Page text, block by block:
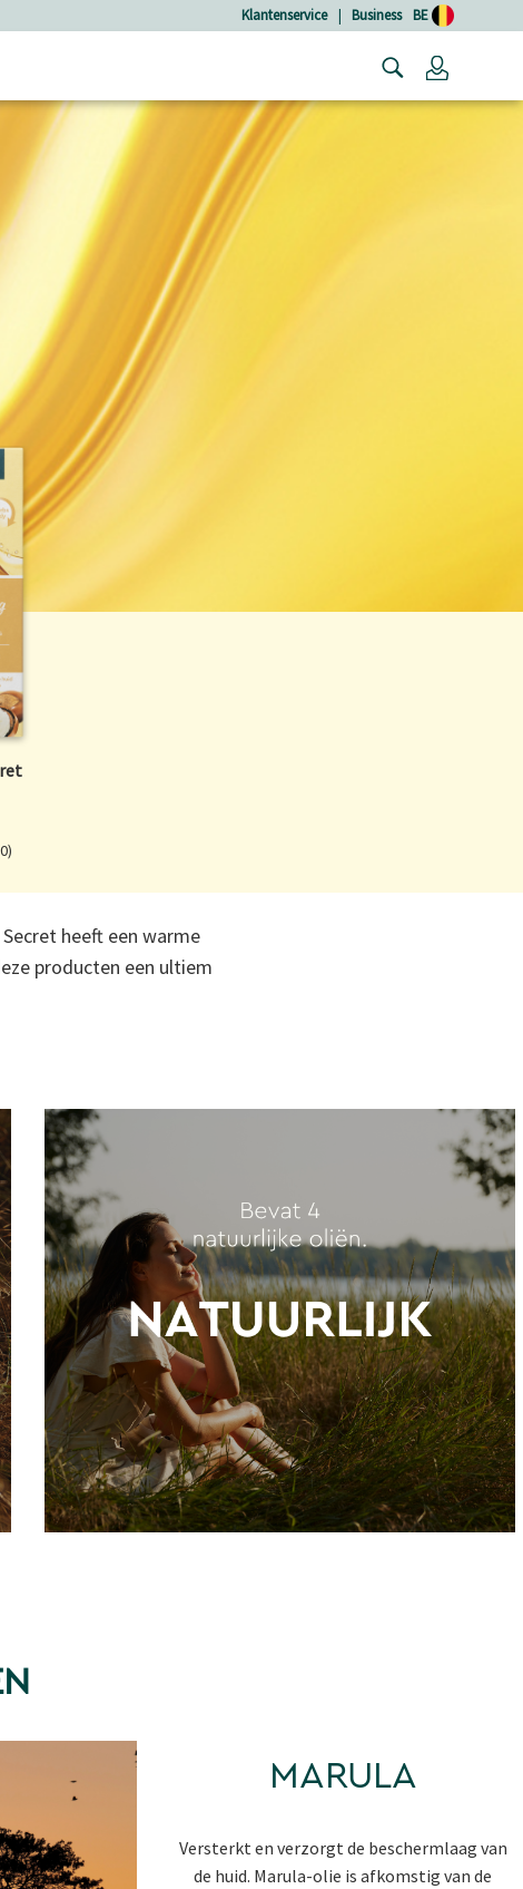
Klantenservice | Business BE
heeft een warme
producten een ultiem
MARULA
Versterkt en verzorgt de beschermlaag van
de huid. Marula-olie is afkomstig van de